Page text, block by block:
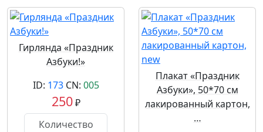
Гирлянда «Праздник
Азбуки!»
ID: 173CN: 005
250₽
Плакат «Праздник
Азбуки», 50*70 см
лакированный картон,
…